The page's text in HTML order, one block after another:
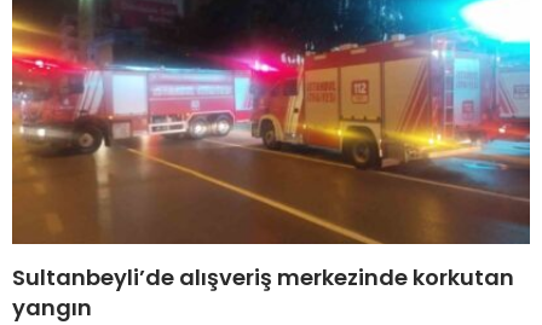
Sultanbeyli’de alışveriş merkezinde korkutan
yangın